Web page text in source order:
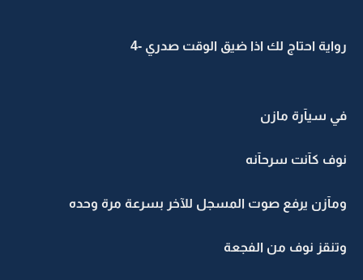
رواية احتاج لك اذا ضيق الوقت صدري -4
في سيآرة مازن
نوف كآنت سرحآنه
ومآزن يرفع صوت المسجل للآخر بسرعة مرة وحده
وتنقز نوف من الفجعة